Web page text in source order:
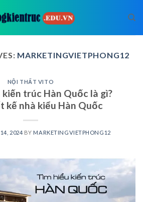
MARKETINGVIETPHONG12
NỘI THẤT VITO
kiến trúc Hàn Quốc là gì?
kế nhà kiểu Hàn Quốc
14, 2024 BY MARKETINGVIETPHONG12